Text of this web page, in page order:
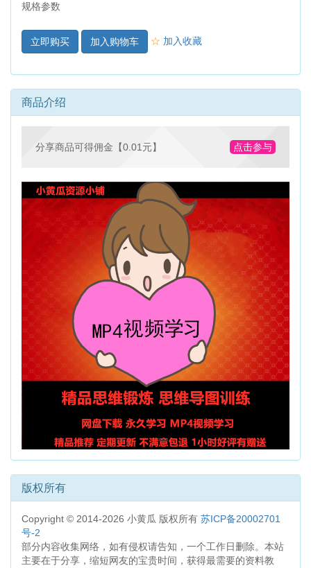
规格参数
加入购物车 ☆ 加入收藏
商品介绍
分享商品可得佣金【0.01元】 点击参与
版权所有
Copyright © 2014-2026 小黄瓜 版权所有 苏ICP备20002701
号-2
部分内容收集网络，如有侵权请告知，一个工作日删除。本站
主要在于分享，缩短网友的宝贵时间，获得最需要的资料教